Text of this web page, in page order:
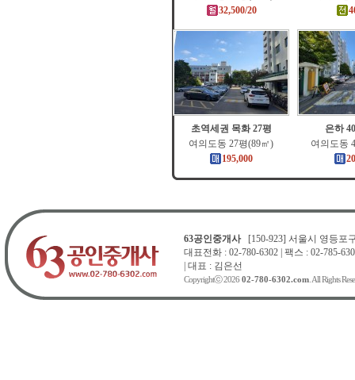
32,500/20
초역세권 목화 27평
여의도동 27평(89㎡)
195,000
은하
여의도동
63공인중개사[150-923] 서울시 영등포
대표전화 : 02-780-6302 | 팩스 : 02-785-
| 대표 : 김은선
Copyrightⓒ 2026 02-780-6302.com. All Rights